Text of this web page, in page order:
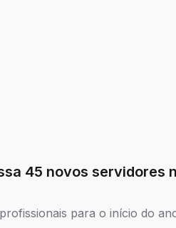
45 novos servidores
para o início do